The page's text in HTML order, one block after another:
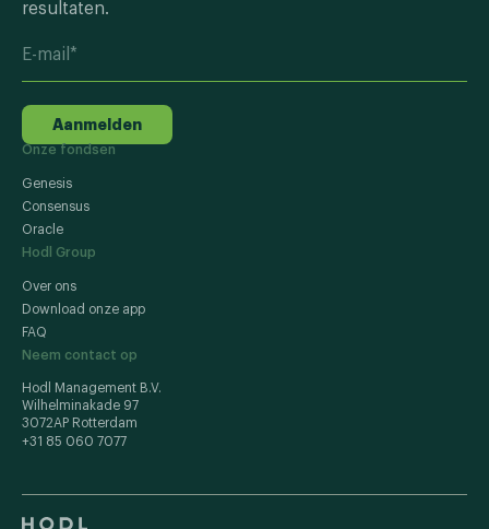
resultaten.
Aanmelden
Onze fondsen
Genesis
Consensus
Oracle
Hodl Group
Over ons
Download onze app
FAQ
Neem contact op
Hodl Management B.V.
Wilhelminakade 97
3072AP Rotterdam
+31 85 060 7077